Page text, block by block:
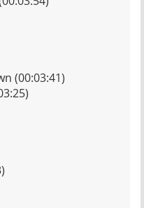
(00:03:41)